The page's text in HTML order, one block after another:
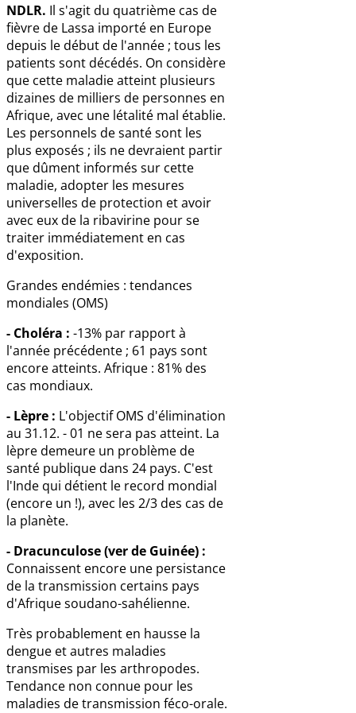
NDLR. Il s'agit du quatrième cas de
fièvre de Lassa importé en Europe
depuis le début de l'année ; tous les
patients sont décédés. On considère
que cette maladie atteint plusieurs
dizaines de milliers de personnes en
Afrique, avec une létalité mal établie.
Les personnels de santé sont les
plus exposés ; ils ne devraient partir
que dûment informés sur cette
maladie, adopter les mesures
universelles de protection et avoir
avec eux de la ribavirine pour se
traiter immédiatement en cas
d'exposition.
Grandes endémies : tendances
mondiales (OMS)
- Choléra : -13% par rapport à
l'année précédente ; 61 pays sont
encore atteints. Afrique : 81% des
cas mondiaux.
- Lèpre : L'objectif OMS d'élimination
au 31.12. - 01 ne sera pas atteint. La
lèpre demeure un problème de
santé publique dans 24 pays. C'est
l'Inde qui détient le record mondial
(encore un !), avec les 2/3 des cas de
la planète.
- Dracunculose (ver de Guinée) :
Connaissent encore une persistance
de la transmission certains pays
d'Afrique soudano-sahélienne.
Très probablement en hausse la
dengue et autres maladies
transmises par les arthropodes.
Tendance non connue pour les
maladies de transmission féco-orale.